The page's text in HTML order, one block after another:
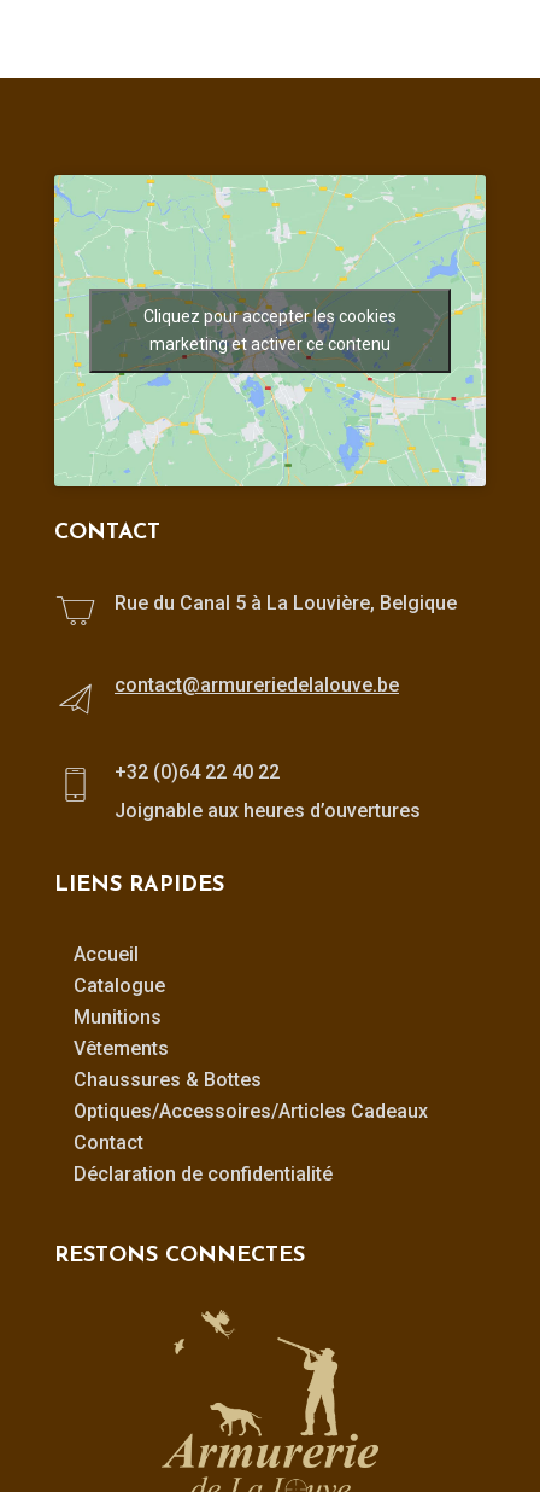
Cliquez pour accepter les cookies
marketing et activer ce contenu
CONTACT
Rue du Canal 5 à La Louvière, Belgique
contact@armureriedelalouve.be
+32 (0)64 22 40 22
Joignable aux heures d’ouvertures
LIENS RAPIDES
Accueil
Catalogue
Munitions
Vêtements
Chaussures & Bottes
Optiques/Accessoires/Articles Cadeaux
Contact
Déclaration de confidentialité
RESTONS CONNECTES